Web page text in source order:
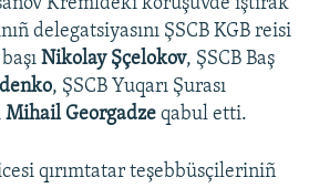
Kremldeki körüşüvde iştirak
delegatsiyasını ŞSCB KGB reisi
Nikolay Şçelokov, ŞSCB Baş
, ŞSCB Yuqarı Şurası
Mihail Georgadze qabul etti.
qırımtatar teşebbüsçileriniñ